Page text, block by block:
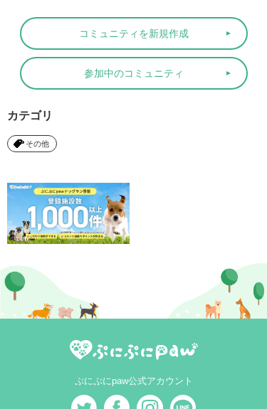
コミュニティを新規作成
参加中のコミュニティ
カテゴリ
その他
ぷにぷにpaw公式アカウント